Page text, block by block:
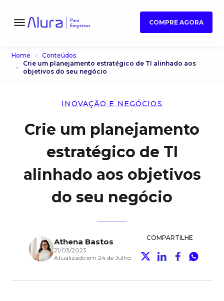
COMPRE AGORA
Home
Conteúdos
Crie um planejamento estratégico de TI alinhado aos
objetivos do seu negócio
INOVAÇÃO E NEGÓCIOS
Crie um planejamento
estratégico de TI
alinhado aos objetivos
do seu negócio
Athena Bastos
21/03/2023
Atualizado em 24 de Julho
COMPARTILHE